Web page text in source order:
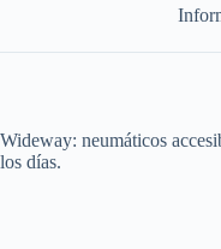
Wideway: neumáticos
los días.